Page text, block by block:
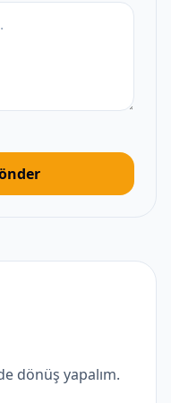
dönüş yapalım.